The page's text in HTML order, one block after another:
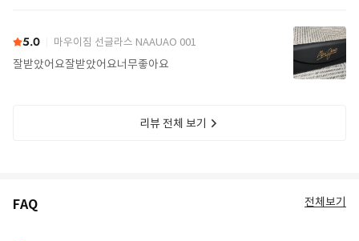
5.0 마우이짐 선글라스 NAAUAO 001
잘받았어요잘받았어요너무좋아요
리뷰 전체 보기
FAQ 전체보기